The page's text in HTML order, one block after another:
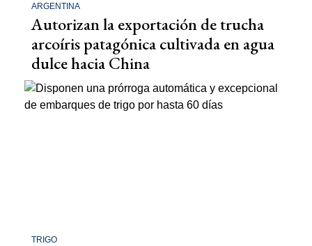
ARGENTINA
Autorizan la exportación de trucha
arcoíris patagónica cultivada en agua
dulce hacia China
TRIGO